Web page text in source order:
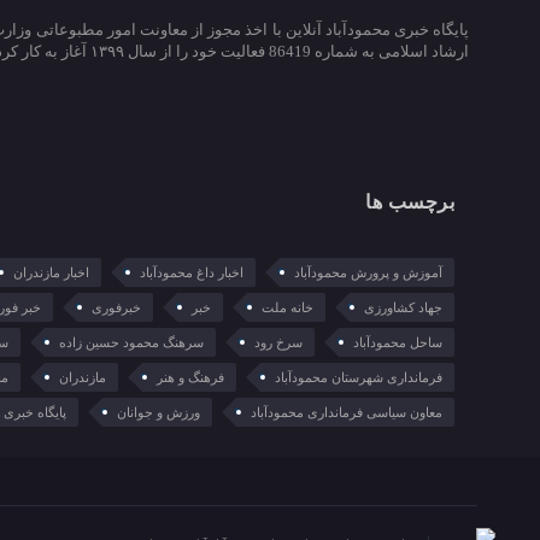
پایگاه خبری محمودآباد آنلاین با اخذ مجوز از معاونت امور مطبوعاتی
ارشاد اسلامی به شماره 86419 فعالیت خود را از سال ۱۳۹۹ آغاز به کار کرد.
برچسب ها
آموزش و پرورش محمودآباد اخبار داغ محمودآباد اخبار مازندران
جهاد کشاورزی خانه ملت خبر خبرفوری خبر
ساحل محمودآباد سرخ رود سرهنگ محمود حسین زاده
فرمانداری شهرستان محمودآباد فرهنگ و هنر مازندران
معاون سیاسی فرمانداری محمودآباد ورزش و جوانان پایگاه خبری